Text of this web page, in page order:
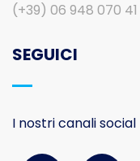
(+39) 06 948 070 41
SEGUICI
I nostri canali social